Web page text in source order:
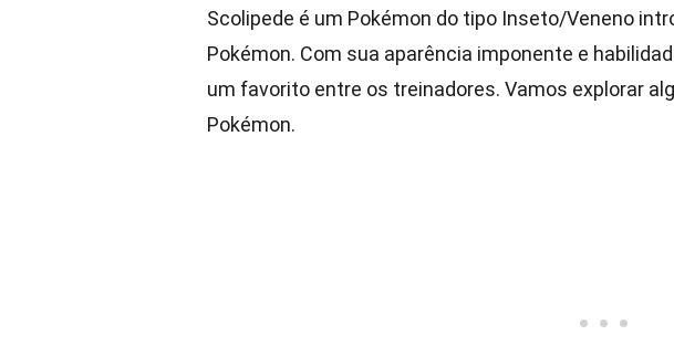
Scolipede é um Pokémon do tipo Inseto/Veneno
Pokémon. Com sua aparência imponente e
um favorito entre os treinadores. Vamos explorar
Pokémon.